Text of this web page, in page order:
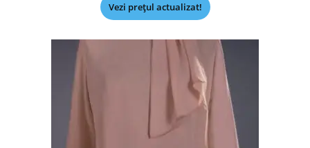
Vezi prețul actualizat!